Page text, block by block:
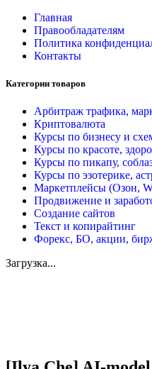
Главная
Правообладателям
Политика
Контакты
Категории товаров
Арбитраж трафика,
Криптовалюта
Курсы по бизнесу и
Курсы по красоте,
Курсы по пикапу,
Курсы по эзотерике,
Маркетплейсы (Озон,
Продвижение и
Создание сайтов
Текст и копирайтинг
Форекс, БО, акции,
Загрузка...